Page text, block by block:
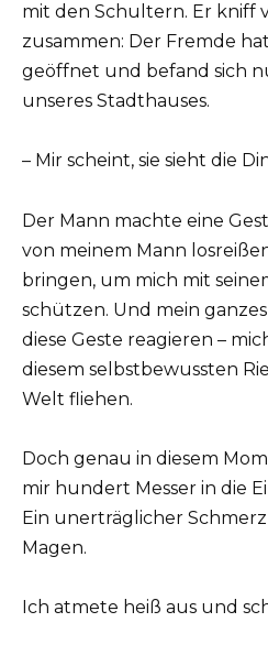
mit den Schultern. Er kniff
zusammen: Der Fremde
geöffnet und befand sich
unseres Stadthauses.
– Mir scheint, sie sieht die
Der Mann machte eine
von meinem Mann
bringen, um mich mit
schützen. Und mein
diese Geste reagieren –
diesem selbstbewussten
Welt fliehen.
Doch genau in diesem
mir hundert Messer in die
Ein unerträglicher
Magen.
Ich atmete heiß aus und